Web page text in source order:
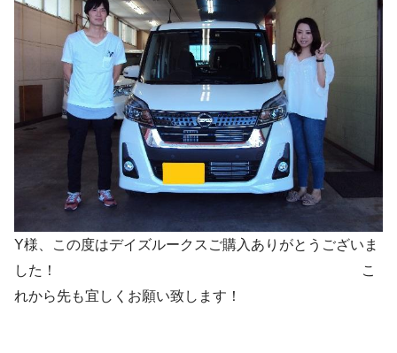
Y様、この度はデイズルークスご購入ありがとうございま
した！ こ
れから先も宜しくお願い致します！